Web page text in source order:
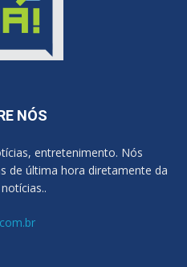
NÓS
entretenimento. Nós
de última hora diretamente da